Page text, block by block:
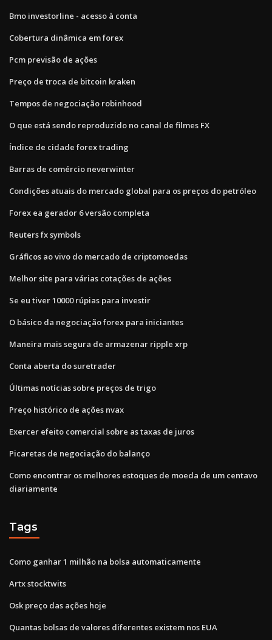
Bmo investorline - acesso à conta
Cobertura dinâmica em forex
Pcm previsão de ações
Preço de troca de bitcoin kraken
Tempos de negociação robinhood
O que está sendo reproduzido no canal de filmes FX
Índice de cidade forex trading
Barras de comércio neverwinter
Condições atuais do mercado global para os preços do petróleo
Forex ea gerador 6 versão completa
Reuters fx symbols
Gráficos ao vivo do mercado de criptomoedas
Melhor site para várias cotações de ações
Se eu tiver 10000 rúpias para investir
O básico da negociação forex para iniciantes
Maneira mais segura de armazenar ripple xrp
Conta aberta do suretrader
Últimas notícias sobre preços de trigo
Preço histórico de ações nvax
Exercer efeito comercial sobre as taxas de juros
Picaretas de negociação do balanço
Como encontrar os melhores estoques de moeda de um centavo
diariamente
Tags
Como ganhar 1 milhão na bolsa automaticamente
Artx stocktwits
Osk preço das ações hoje
Quantas bolsas de valores diferentes existem nos EUA